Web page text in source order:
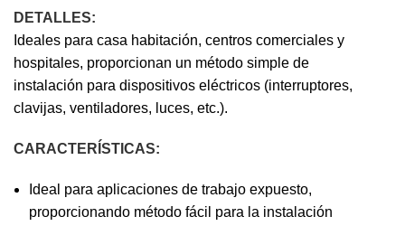
DETALLES:
Ideales para casa habitación, centros comerciales y
hospitales, proporcionan un método simple de
instalación para dispositivos eléctricos (interruptores,
clavijas, ventiladores, luces, etc.).
CARACTERÍSTICAS:
Ideal para aplicaciones de trabajo expuesto,
proporcionando método fácil para la instalación